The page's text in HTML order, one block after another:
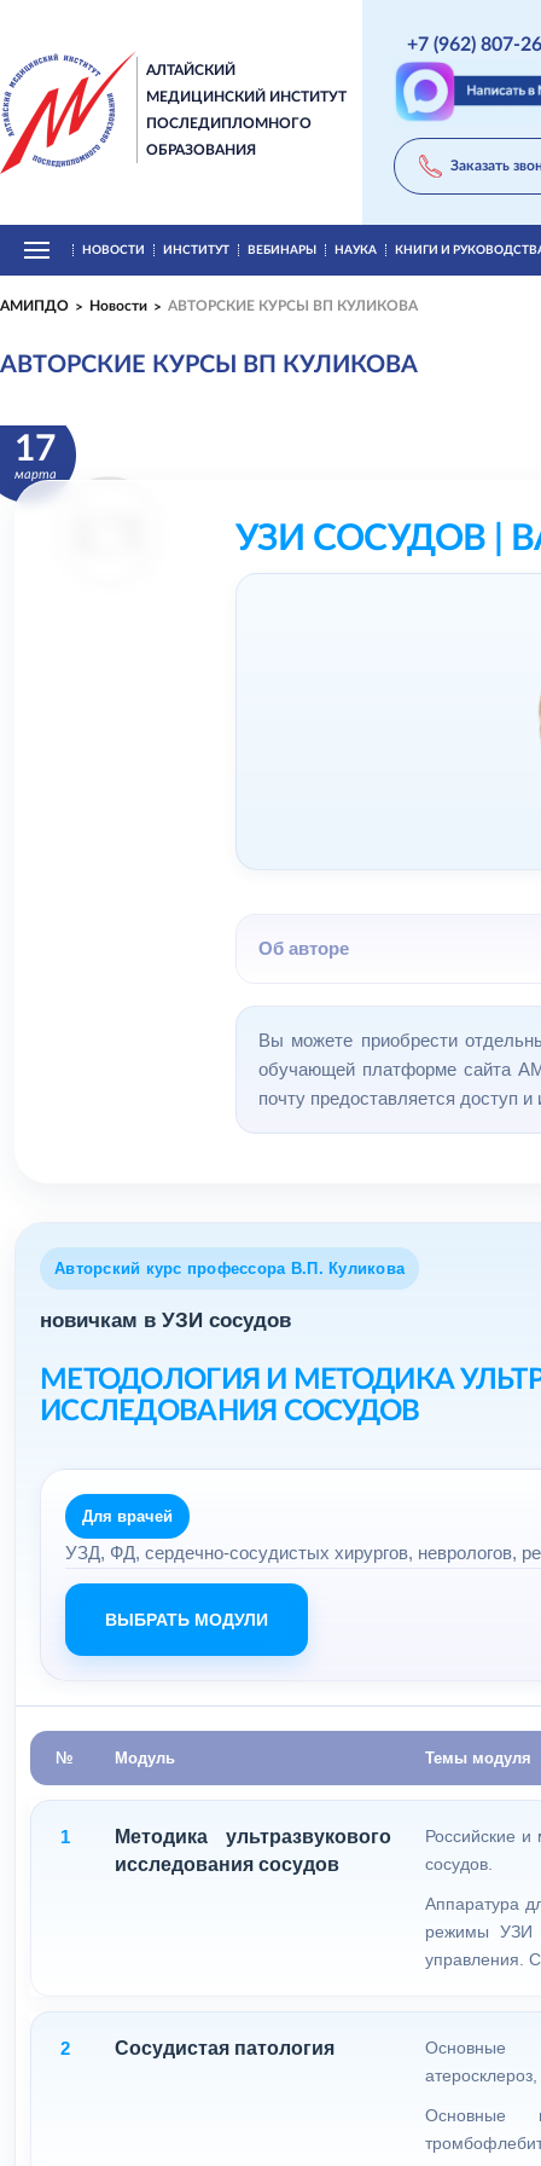
АЛТАЙСКИЙ
МЕДИЦИНСКИЙ ИНСТИТУТ
ПОСЛЕДИПЛОМНОГО
ОБРАЗОВАНИЯ
+7 (962) 807-
Заказать
НОВОСТИ ИНСТИТУТ ВЕБИНАРЫ НАУКА КНИГИ И
АМИПДО Новости АВТОРСКИЕ КУРСЫ ВП КУЛИКОВА
АВТОРСКИЕ КУРСЫ ВП КУЛИКОВА
17
марта
УЗИ СОСУДОВ |
Об авторе
Вы можете приобрести
обучающей платформе сайта
почту предоставляется доступ
Авторский курс профессора В.П. Куликова
новичкам в УЗИ сосудов
МЕТОДОЛОГИЯ И МЕТОДИКА
ИССЛЕДОВАНИЯ СОСУДОВ
Для врачей
УЗД, ФД, сердечно-сосудистых хирургов, неврологов,
ВЫБРАТЬ МОДУЛИ
№ Модуль Темы модуля
1
Методика ультразвукового
исследования сосудов
Российские
сосудов.
Аппаратура
режимы УЗИ
управления.
2 Сосудистая патология
Основные
Основные